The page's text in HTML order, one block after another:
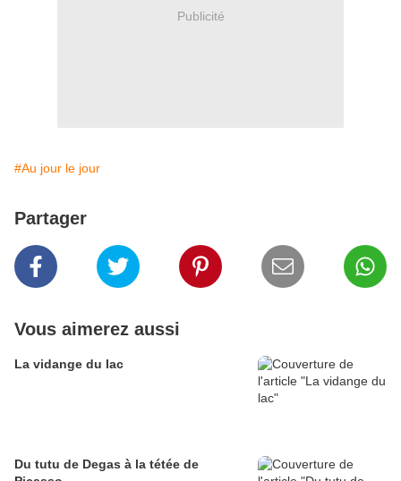
Publicité
#Au jour le jour
Partager
Vous aimerez aussi
La vidange du lac
Du tutu de Degas à la tétée de